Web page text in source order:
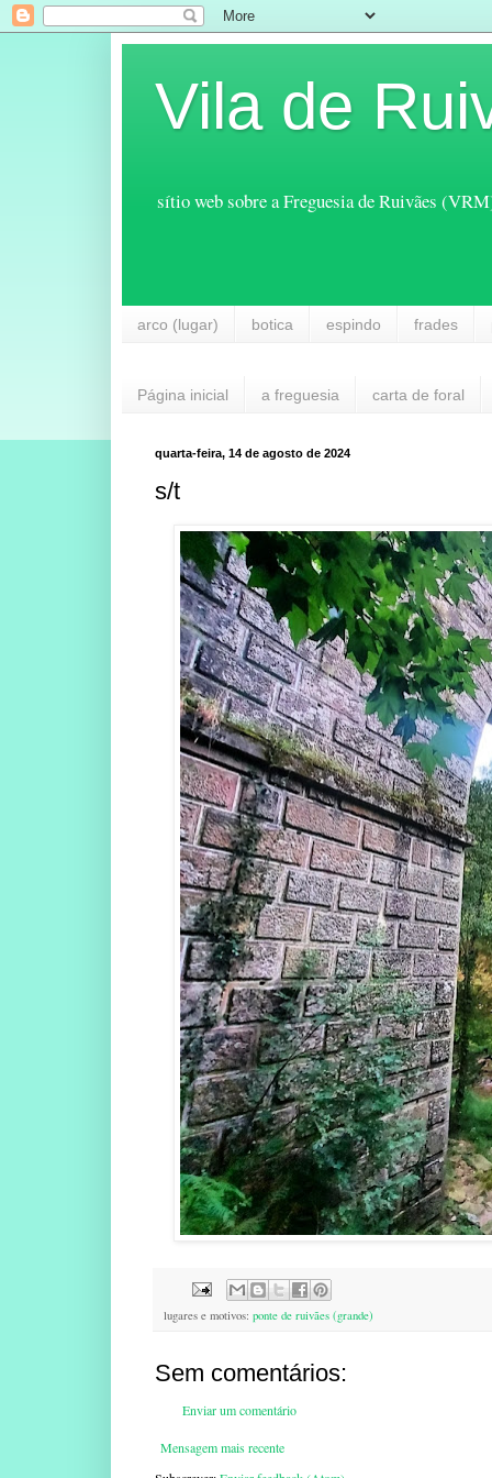
Vila de
sítio web sobre a Freguesia de Ruivães
arco (lugar) botica espindo frades
Página inicial a freguesia carta de foral
quarta-feira, 14 de agosto de 2024
s/t
lugares e motivos: ponte de ruivães (grande)
Sem comentários:
Enviar um comentário
Mensagem mais recente